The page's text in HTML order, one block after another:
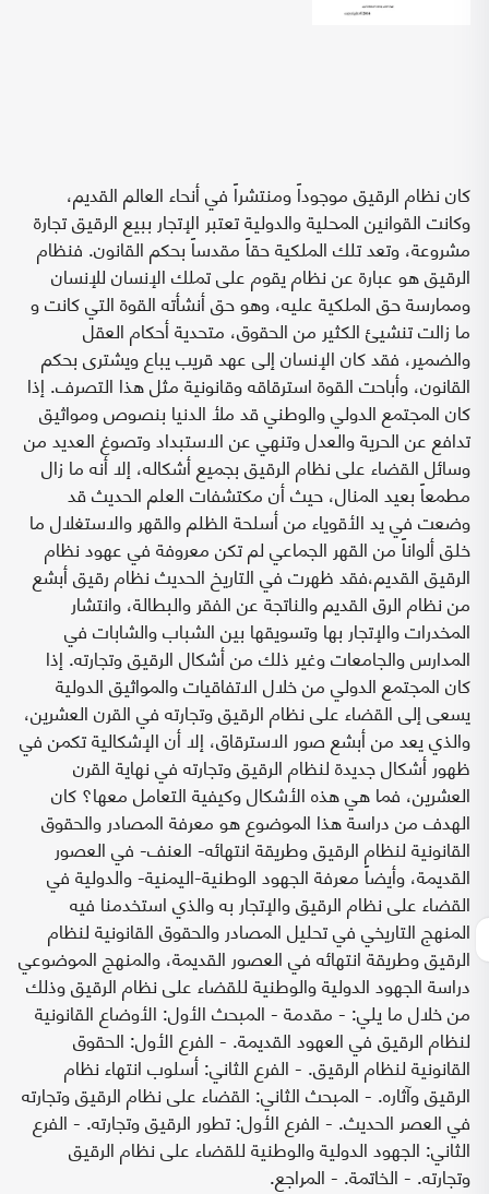
كان نظام الرقيق موجوداً ومنتشراً في أنحاء العالم القديم،
وكانت القوانين المحلية والدولية تعتبر الإتجار ببيع الرقيق تجارة
مشروعة، وتعد تلك الملكية حقاً مقدساً بحكم القانون. فنظام
الرقيق هو عبارة عن نظام يقوم على تملك الإنسان للإنسان
وممارسة حق الملكية عليه، وهو حق أنشأته القوة التي كانت و
ما زالت تنشيئ الكثير من الحقوق، متحدية أحكام العقل
والضمير، فقد كان الإنسان إلى عهد قريب يباع ويشترى بحكم
القانون، وأباحت القوة استرقاقه وقانونية مثل هذا التصرف. إذا
كان المجتمع الدولي والوطني قد ملأ الدنيا بنصوص ومواثيق
تدافع عن الحرية والعدل وتنهي عن الاستبداد وتصوغ العديد من
وسائل القضاء على نظام الرقيق بجميع أشكاله، إلا أنه ما زال
مطمعاً بعيد المنال، حيث أن مكتشفات العلم الحديث قد
وضعت في يد الأقوياء من أسلحة الظلم والقهر والاستغلال ما
خلق ألواناً من القهر الجماعي لم تكن معروفة في عهود نظام
الرقيق القديم،فقد ظهرت في التاريخ الحديث نظام رقيق أبشع
من نظام الرق القديم والناتجة عن الفقر والبطالة، وانتشار
المخدرات والإتجار بها وتسويقها بين الشباب والشابات في
المدارس والجامعات وغير ذلك من أشكال الرقيق وتجارته. إذا
كان المجتمع الدولي من خلال الاتفاقيات والمواثيق الدولية
يسعى إلى القضاء على نظام الرقيق وتجارته في القرن العشرين،
والذي يعد من أبشع صور الاسترقاق، إلا أن الإشكالية تكمن في
ظهور أشكال جديدة لنظام الرقيق وتجارته في نهاية القرن
العشرين، فما هي هذه الأشكال وكيفية التعامل معها؟ كان
الهدف من دراسة هذا الموضوع هو معرفة المصادر والحقوق
القانونية لنظام الرقيق وطريقة انتهائه- العنف- في العصور
القديمة، وأيضاً معرفة الجهود الوطنية-اليمنية- والدولية في
القضاء على نظام الرقيق والإتجار به والذي استخدمنا فيه
المنهج التاريخي في تحليل المصادر والحقوق القانونية لنظام
الرقيق وطريقة انتهائه في العصور القديمة، والمنهج الموضوعي
دراسة الجهود الدولية والوطنية للقضاء على نظام الرقيق وذلك
من خلال ما يلي: - مقدمة - المبحث الأول: الأوضاع القانونية
لنظام الرقيق في العهود القديمة. - الفرع الأول: الحقوق
القانونية لنظام الرقيق. - الفرع الثاني: أسلوب انتهاء نظام
الرقيق وآثاره. - المبحث الثاني: القضاء على نظام الرقيق وتجارته
في العصر الحديث. - الفرع الأول: تطور الرقيق وتجارته. - الفرع
الثاني: الجهود الدولية والوطنية للقضاء على نظام الرقيق
وتجارته. - الخاتمة. - المراجع.